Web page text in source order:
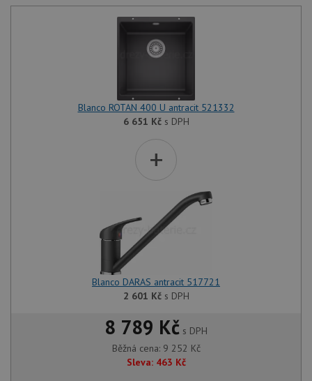
Blanco ROTAN 400 U antracit 521332
6 651 Kčs DPH
+
Blanco DARAS antracit 517721
2 601 Kčs DPH
8 789 Kč s DPH
Běžná cena: 9 252 Kč
Sleva: 463 Kč